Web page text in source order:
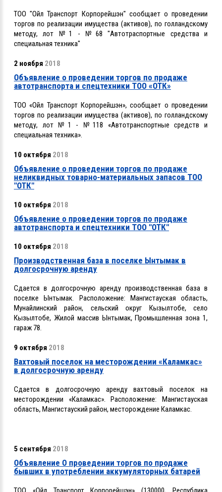
ТОО "Ойл Транспорт Корпорейшэн" сообщает о проведении
торгов по реализации имущества (активов), по голландскому
методу, лот №1 - №68 "Автотраспортные средства и
специальная техника"
2 ноября 2018
Объявление о проведении торгов по продаже
автотранспорта и спецтехники ТОО «ОТК»
ТОО «Ойл Транспорт Корпорейшэн», сообщает о проведении
торгов по реализации имущества (активов), по голландскому
методу, лот №1 - №118 «Автотранспортные средств и
специальная техника».
10 октября 2018
Объявление о проведении торгов по продаже
неликвидных товарно-материальных запасов ТОО
"ОТК"
10 октября 2018
Объявление о проведении торгов по продаже
автотранспорта и спецтехники ТОО "ОТК"
10 октября 2018
Производственная база в поселке Ынтымак в
долгосрочную аренду
Сдается в долгосрочную аренду производственная база в
поселке Ынтымак. Расположение: Мангистауская область,
Мунайлинский район, сельский округ Кызылтобе, село
Кызылтобе, Жилой массив Ынтымак, Промышленная зона 1,
гараж 78.
9 октября 2018
Вахтовый поселок на месторождении «Каламкас»
в долгосрочную аренду
Сдается в долгосрочную аренду вахтовый поселок на
месторождении «Каламкас». Расположение: Мангистауская
область, Мангистауский район, месторождение Каламкас.
5 сентября 2018
Объявление О проведении торгов по продаже
бывших в употреблении аккумуляторных батарей